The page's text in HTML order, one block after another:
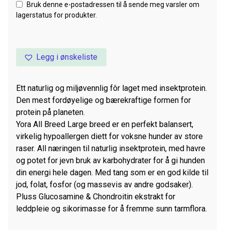
Bruk denne e-postadressen til å sende meg varsler om
lagerstatus for produkter.
Legg i ønskeliste
Ett naturlig og miljøvennlig fôr laget med insektprotein.
Den mest fordøyelige og bærekraftige formen for
protein på planeten.
Yora All Breed Large breed er en perfekt balansert,
virkelig hypoallergen diett for voksne hunder av store
raser. All næringen til naturlig insektprotein, med havre
og potet for jevn bruk av karbohydrater for å gi hunden
din energi hele dagen. Med tang som er en god kilde til
jod, folat, fosfor (og massevis av andre godsaker).
Pluss Glucosamine & Chondroitin ekstrakt for
leddpleie og sikorimasse for å fremme sunn tarmflora.